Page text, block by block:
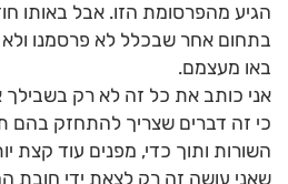
הגיע מהפרסומת הזו. אבל באותו
בתחום אחר שבכלל לא פרסמנו
באו מעצמם.
אני כותב את כל זה לא רק בשבילך
כי זה דברים שצריך להתחזק בהם
השורות ותוך כדי, מפנים עוד קצת
שאני עושה זה רק לצאת ידי חובת